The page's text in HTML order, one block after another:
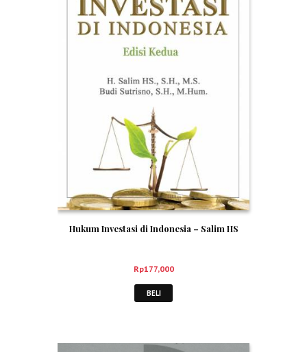
Hukum Investasi di Indonesia – Salim HS
Rp177,000
BELI